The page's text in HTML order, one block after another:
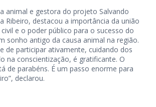
animal e gestora do projeto Salvando
Ribeiro, destacou a importância da união
e o poder público para o sucesso do
sonho antigo da causa animal na região.
de participar ativamente, cuidando dos
na conscientização, é gratificante. O
de parabéns. É um passo enorme para
declarou.